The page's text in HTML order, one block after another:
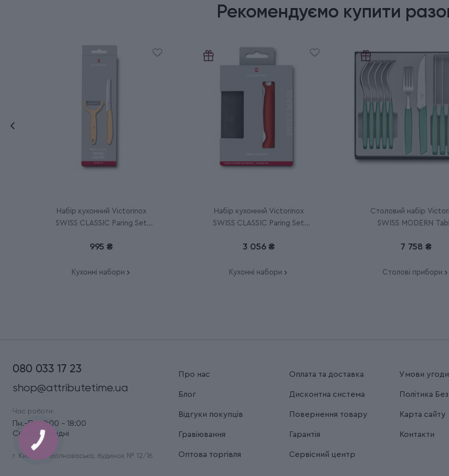
Рекомендуємо купити
Набір кухонний Victorinox
SWISS CLASSIC Paring Set
995 ₴
Кухонні набори
Набір кухонний Victorinox
SWISS CLASSIC Paring Set
3 056 ₴
Кухонні набори
Столовий набір
SWISS MODERN
7 758 ₴
Столові прибори
080 033 17 23
shop@attributetime.ua
Час роботи:
Пн.-Пт.: 9:00 - 18:00
Сб.-Нд.: вихідні
г. Київ, вул. Волноваська, будинок № 12/16
Про нас
Блог
Відгуки покупців
Гравіювання
Оптова торгівля
Оплата та доставка
Дисконтна система
Повернення товару
Гарантія
Сервісний центр
Умови угоди
Політика
Карта сайту
Контакти